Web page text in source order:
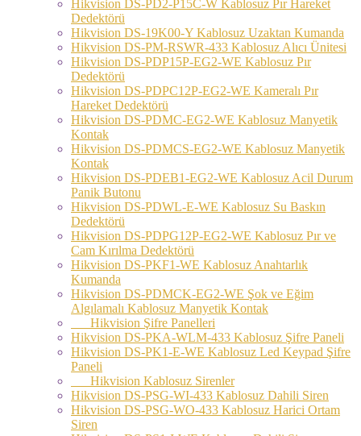
Hikvision DS-PD2-P15C-W Kablosuz Pır Hareket
Dedektörü
Hikvision DS-19K00-Y Kablosuz Uzaktan Kumanda
Hikvision DS-PM-RSWR-433 Kablosuz Alıcı Ünitesi
Hikvision DS-PDP15P-EG2-WE Kablosuz Pır
Dedektörü
Hikvision DS-PDPC12P-EG2-WE Kameralı Pır
Hareket Dedektörü
Hikvision DS-PDMC-EG2-WE Kablosuz Manyetik
Kontak
Hikvision DS-PDMCS-EG2-WE Kablosuz Manyetik
Kontak
Hikvision DS-PDEB1-EG2-WE Kablosuz Acil Durum
Panik Butonu
Hikvision DS-PDWL-E-WE Kablosuz Su Baskın
Dedektörü
Hikvision DS-PDPG12P-EG2-WE Kablosuz Pır ve
Cam Kırılma Dedektörü
Hikvision DS-PKF1-WE Kablosuz Anahtarlık
Kumanda
Hikvision DS-PDMCK-EG2-WE Şok ve Eğim
Algılamalı Kablosuz Manyetik Kontak
Hikvision Şifre Panelleri
Hikvision DS-PKA-WLM-433 Kablosuz Şifre Paneli
Hikvision DS-PK1-E-WE Kablosuz Led Keypad Şifre
Paneli
Hikvision Kablosuz Sirenler
Hikvision DS-PSG-WI-433 Kablosuz Dahili Siren
Hikvision DS-PSG-WO-433 Kablosuz Harici Ortam
Siren